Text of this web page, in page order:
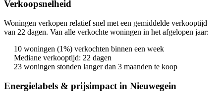
Verkoopsnelheid
Woningen verkopen relatief snel met een gemiddelde verkooptijd
van 22 dagen. Van alle verkochte woningen in het afgelopen jaar:
10 woningen (1%) verkochten binnen een week
Mediane verkooptijd: 22 dagen
23 woningen stonden langer dan 3 maanden te koop
Energielabels & prijsimpact in Nieuwegein